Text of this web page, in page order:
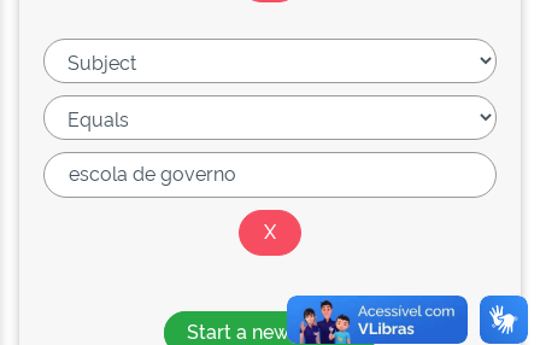
Start a new search